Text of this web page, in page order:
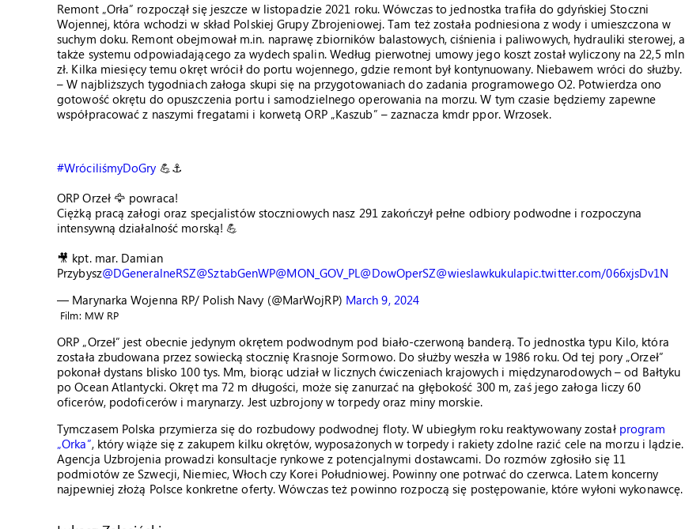
Remont „Orła” rozpoczął się jeszcze w listopadzie 2021 roku. Wówczas to jednostka trafiła do gdyńskiej Stoczni
Wojennej, która wchodzi w skład Polskiej Grupy Zbrojeniowej. Tam też została podniesiona z wody i umieszczona w
suchym doku. Remont obejmował m.in. naprawę zbiorników balastowych, ciśnienia i paliwowych, hydrauliki sterowej, a
także systemu odpowiadającego za wydech spalin. Według pierwotnej umowy jego koszt został wyliczony na 22,5 mln
zł. Kilka miesięcy temu okręt wrócił do portu wojennego, gdzie remont był kontynuowany. Niebawem wróci do służby.
– W najbliższych tygodniach załoga skupi się na przygotowaniach do zadania programowego O2. Potwierdza ono
gotowość okrętu do opuszczenia portu i samodzielnego operowania na morzu. W tym czasie będziemy zapewne
współpracować z naszymi fregatami i korwetą ORP „Kaszub” – zaznacza kmdr ppor. Wrzosek.
#WróciliśmyDoGry 💪⚓
ORP Orzeł 🦅 powraca!
Ciężką pracą załogi oraz specjalistów stoczniowych nasz 291 zakończył pełne odbiory podwodne i rozpoczyna
intensywną działalność morską! 💪
🎥 kpt. mar. Damian
Przybysz@DGeneralneRSZ@SztabGenWP@MON_GOV_PL@DowOperSZ@wieslawkukulapic.twitter.com/066xjsDv1N
— Marynarka Wojenna RP/ Polish Navy (@MarWojRP) March 9, 2024
Film: MW RP
ORP „Orzeł” jest obecnie jedynym okrętem podwodnym pod biało-czerwoną banderą. To jednostka typu Kilo, która
została zbudowana przez sowiecką stocznię Krasnoje Sormowo. Do służby weszła w 1986 roku. Od tej pory „Orzeł”
pokonał dystans blisko 100 tys. Mm, biorąc udział w licznych ćwiczeniach krajowych i międzynarodowych – od Bałtyku
po Ocean Atlantycki. Okręt ma 72 m długości, może się zanurzać na głębokość 300 m, zaś jego załoga liczy 60
oficerów, podoficerów i marynarzy. Jest uzbrojony w torpedy oraz miny morskie.
Tymczasem Polska przymierza się do rozbudowy podwodnej floty. W ubiegłym roku reaktywowany został program
„Orka”, który wiąże się z zakupem kilku okrętów, wyposażonych w torpedy i rakiety zdolne razić cele na morzu i lądzie.
Agencja Uzbrojenia prowadzi konsultacje rynkowe z potencjalnymi dostawcami. Do rozmów zgłosiło się 11
podmiotów ze Szwecji, Niemiec, Włoch czy Korei Południowej. Powinny one potrwać do czerwca. Latem koncerny
najpewniej złożą Polsce konkretne oferty. Wówczas też powinno rozpoczą się postępowanie, które wyłoni wykonawcę.